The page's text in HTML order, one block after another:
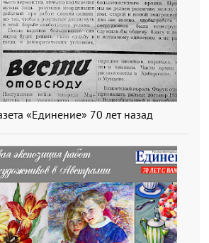
«Единение» 70 лет назад